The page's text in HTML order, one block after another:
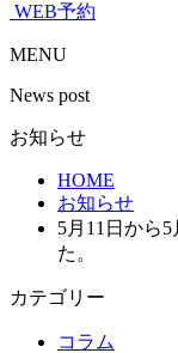
WEB予約
MENU
News post
お知らせ
HOME
お知らせ
5月11日から
た。
カテゴリー
コラム